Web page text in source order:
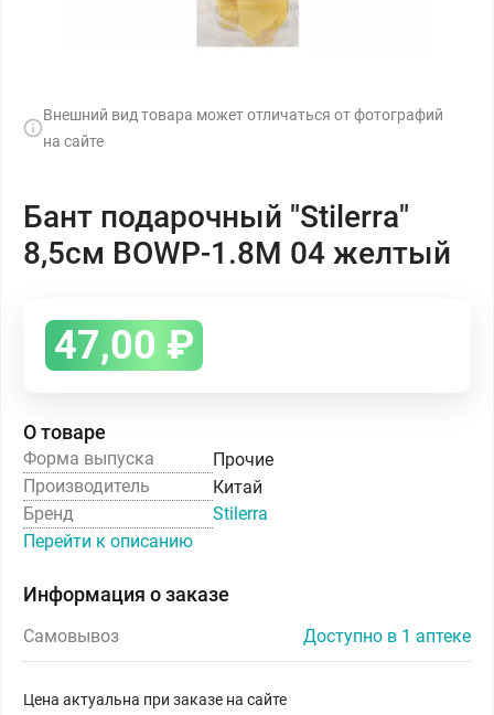
Внешний вид товара может отличаться от фотографий
на сайте
Бант подарочный "Stilerra"
8,5см BOWP-1.8M 04 желтый
47,00 ₽
О товаре
Форма выпуска
Прочие
Производитель
Китай
Бренд
Stilerra
Перейти к описанию
Информация о заказе
Самовывоз Доступно в 1 аптеке
Цена актуальна при заказе на сайте